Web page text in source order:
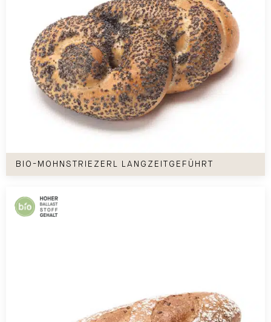
Bio-Mohnstriezerl langzeitgeführt
BIO-MOHNSTRIEZERL LANGZEITGEFÜHRT